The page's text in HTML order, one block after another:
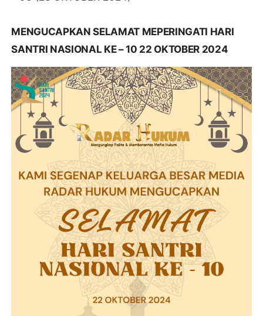
MENGUCAPKAN SELAMAT MEPERINGATI HARI
SANTRI NASIONAL KE – 10 22 OKTOBER 2024